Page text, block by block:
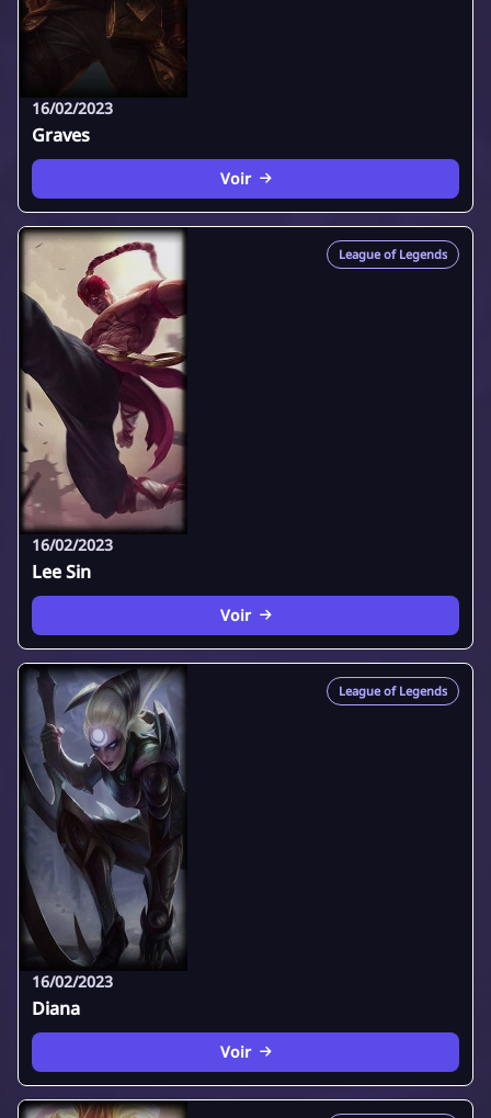
16/02/2023
Graves
Voir
League of Legends
16/02/2023
Lee Sin
Voir
League of Legends
16/02/2023
Diana
Voir